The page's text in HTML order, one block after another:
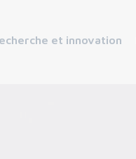
et innovation